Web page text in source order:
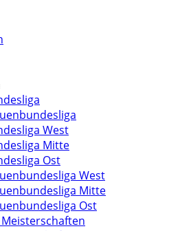
West
Mitte
Ost
West
Mitte
Ost